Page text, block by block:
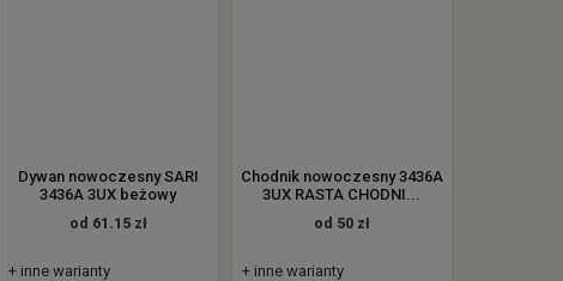
Dywan nowoczesny SARI
3436A 3UX beżowy
od 61.15 zł
+ inne warianty
Chodnik nowoczesny 3436A
3UX RASTA CHODNI...
od 50 zł
+ inne warianty